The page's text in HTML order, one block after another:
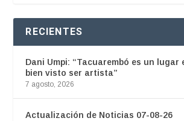
RECIENTES
Dani Umpi: “Tacuarembó es un lugar
bien visto ser artista”
7 agosto, 2026
Actualización de Noticias 07-08-26